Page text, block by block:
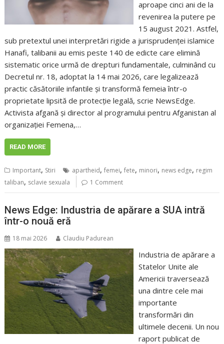
aproape cinci ani de la
revenirea la putere pe
15 august 2021. Astfel,
sub pretextul unei interpretări rigide a jurisprudenței islamice
Hanafi, talibanii au emis peste 140 de edicte care elimină
sistematic orice urmă de drepturi fundamentale, culminând cu
Decretul nr. 18, adoptat la 14 mai 2026, care legalizează
practic căsătoriile infantile și transformă femeia într-o
proprietate lipsită de protecție legală, scrie NewsEdge.
Activista afgană și director al programului pentru Afganistan al
organizației Femena,…
READ MORE
Important, Stiri apartheid,femei,fete, minori, news edge, regim
taliban, sclavie sexuala 1 Comment
News Edge: Industria de apărare a SUA intră
într-o nouă eră
18 mai 2026 Claudiu Padurean
Industria de apărare a
Statelor Unite ale
Americii traversează
una dintre cele mai
importante
transformări din
ultimele decenii. Un nou
raport publicat de